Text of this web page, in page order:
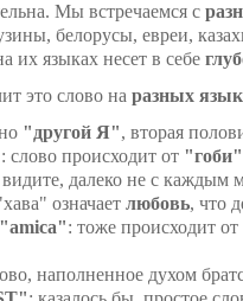
Мы встречаемся с
белорусы, евреи,
их языках несет в себе
это слово на разных
"другой Я", вторая
: слово происходит от "гоби"
далеко не с каждым
означает любовь, что
amica": тоже происходит от
наполненное духом